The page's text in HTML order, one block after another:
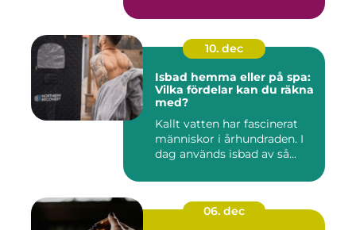
10. dec
Isbad hemma eller på spa:
Vilka fördelar kan du räkna
med?
Kallt vatten har fascinerat
människor i århundraden. I
dag används isbad av så...
06. dec